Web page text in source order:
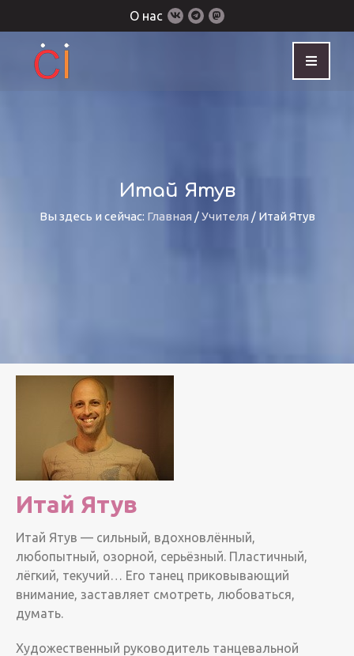
О нас
Итай Ятув
Вы здесь и сейчас: Главная /Учителя / Итай Ятув
Итай Ятув
Итай Ятув — сильный, вдохновлённый,
любопытный, озорной, серьёзный. Пластичный,
лёгкий, текучий… Его танец приковывающий
внимание, заставляет смотреть, любоваться,
думать.
Художественный руководитель танцевальной